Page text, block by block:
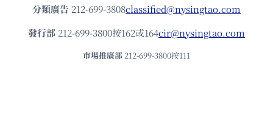
分類廣告 212-699-3808classified@nysingtao.com
發⾏部 212-699-3800按162或164cir@nysingtao.com
市場推廣部 212-699-3800按111